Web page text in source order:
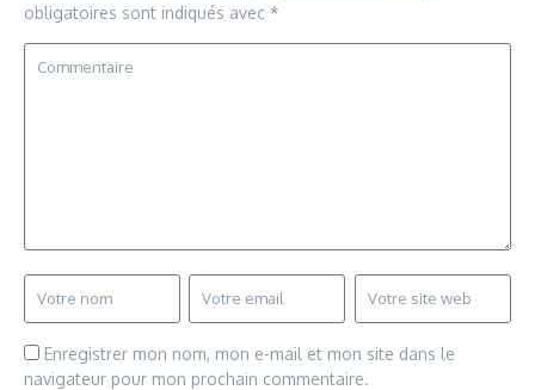
obligatoires sont indiqués avec *
Enregistrer mon nom, mon e-mail et mon site dans le
navigateur pour mon prochain commentaire.